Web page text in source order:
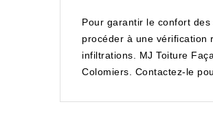
Pour garantir le confort
procéder à une vérification
infiltrations. MJ Toiture
Colomiers. Contactez-le